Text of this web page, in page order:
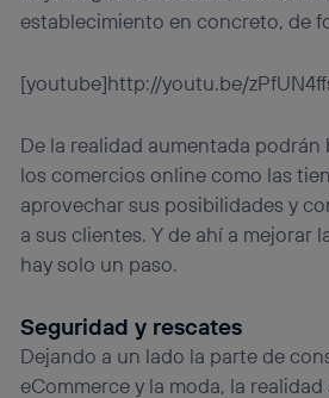
establecimiento en concreto, de
[youtube]http://youtu.be/
De la realidad aumentada
los comercios online como las
aprovechar sus posibilidades y
a sus clientes. Y de ahí a mejorar
hay solo un paso.
Seguridad y rescates
Dejando a un lado la parte de
eCommerce y la moda, la